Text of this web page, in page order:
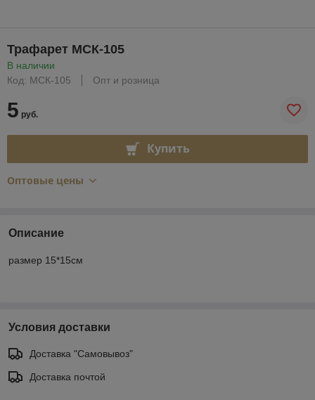
Трафарет МСК-105
В наличии
Код: МСК-105
Опт и розница
5 руб.
Купить
Оптовые цены
Описание
размер 15*15см
Условия доставки
Доставка "Самовывоз"
Доставка почтой